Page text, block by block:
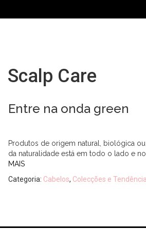
Scalp Care
Entre na onda green
Produtos de origem natural, biológica
da naturalidade está em todo o lado e
MAIS
Categoria: Cabelos, Colecções e